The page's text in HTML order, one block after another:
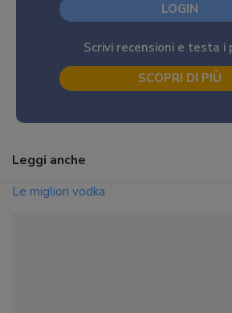
LOGIN
Scrivi recensioni e testa
SCOPRI DI PIÙ
Leggi anche
Le migliori vodka